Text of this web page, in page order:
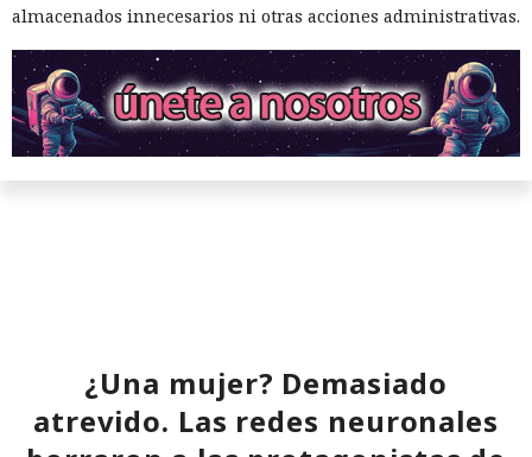
autor, ya espera sentencia en
una celda.
almacenados innecesarios ni otras acciones administrativas.
¿Una mujer? Demasiado
atrevido. Las redes neuronales